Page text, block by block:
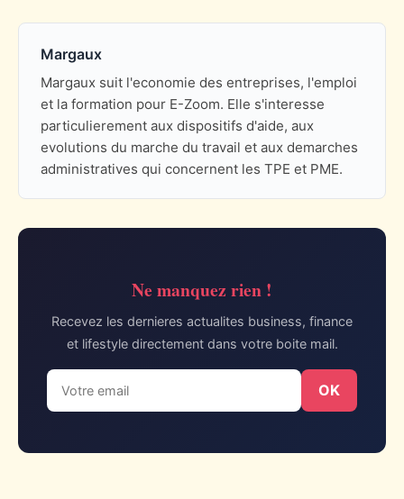
Margaux
Margaux suit l'economie des entreprises, l'emploi
et la formation pour E-Zoom. Elle s'interesse
particulierement aux dispositifs d'aide, aux
evolutions du marche du travail et aux demarches
administratives qui concernent les TPE et PME.
Ne manquez rien !
Recevez les dernieres actualites business, finance
et lifestyle directement dans votre boite mail.
OK